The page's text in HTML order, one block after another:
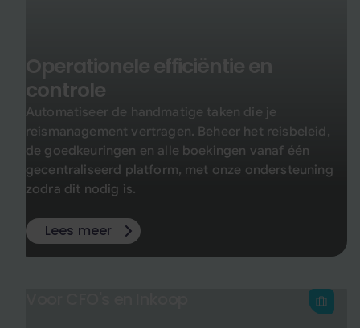
Operationele efficiëntie en
controle
Automatiseer de handmatige taken die je
reismanagement vertragen. Beheer het reisbeleid,
de goedkeuringen en alle boekingen vanaf één
gecentraliseerd platform, met onze ondersteuning
zodra dit nodig is.
Lees meer